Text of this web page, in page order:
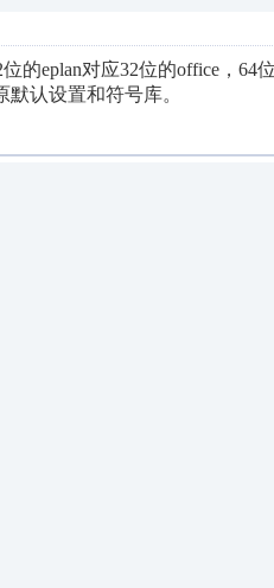
的eplan对应32位的office，
默认设置和符号库。